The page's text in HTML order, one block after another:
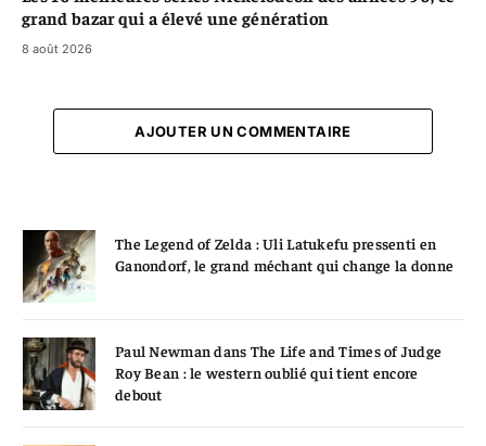
grand bazar qui a élevé une génération
8 août 2026
AJOUTER UN COMMENTAIRE
The Legend of Zelda : Uli Latukefu pressenti en
Ganondorf, le grand méchant qui change la donne
Paul Newman dans The Life and Times of Judge
Roy Bean : le western oublié qui tient encore
debout